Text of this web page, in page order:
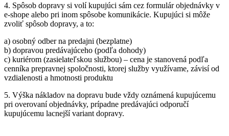
4. Spôsob dopravy si volí kupujúci sám cez formulár objednávky v
e-shope alebo pri inom spôsobe komunikácie. Kupujúci si môže
zvoliť spôsob dopravy, a to:
a) osobný odber na predajni (bezplatne)
b) dopravou predávajúceho (podľa dohody)
c) kuriérom (zasielateľskou službou) – cena je stanovená podľa
cenníka prepravnej spoločnosti, ktorej služby využívame, závisí od
vzdialenosti a hmotnosti produktu
5. Výška nákladov na dopravu bude vždy oznámená kupujúcemu
pri overovaní objednávky, prípadne predávajúci odporučí
kupujúcemu lacnejší variant dopravy.